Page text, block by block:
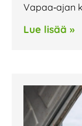
Vapaa‑ajan
Lue lisää »